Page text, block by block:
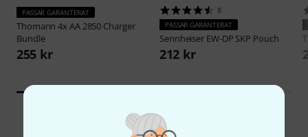
PASSAR GARANTERAT
Thomann4x AA 2850 Charger
Bundle
255 kr
8
PASSAR GARANTERAT
Sennheiser EW-DP SKP Pouch
212 kr